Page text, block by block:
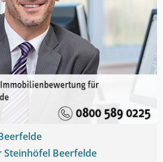
Steinhöfel Beerfelde